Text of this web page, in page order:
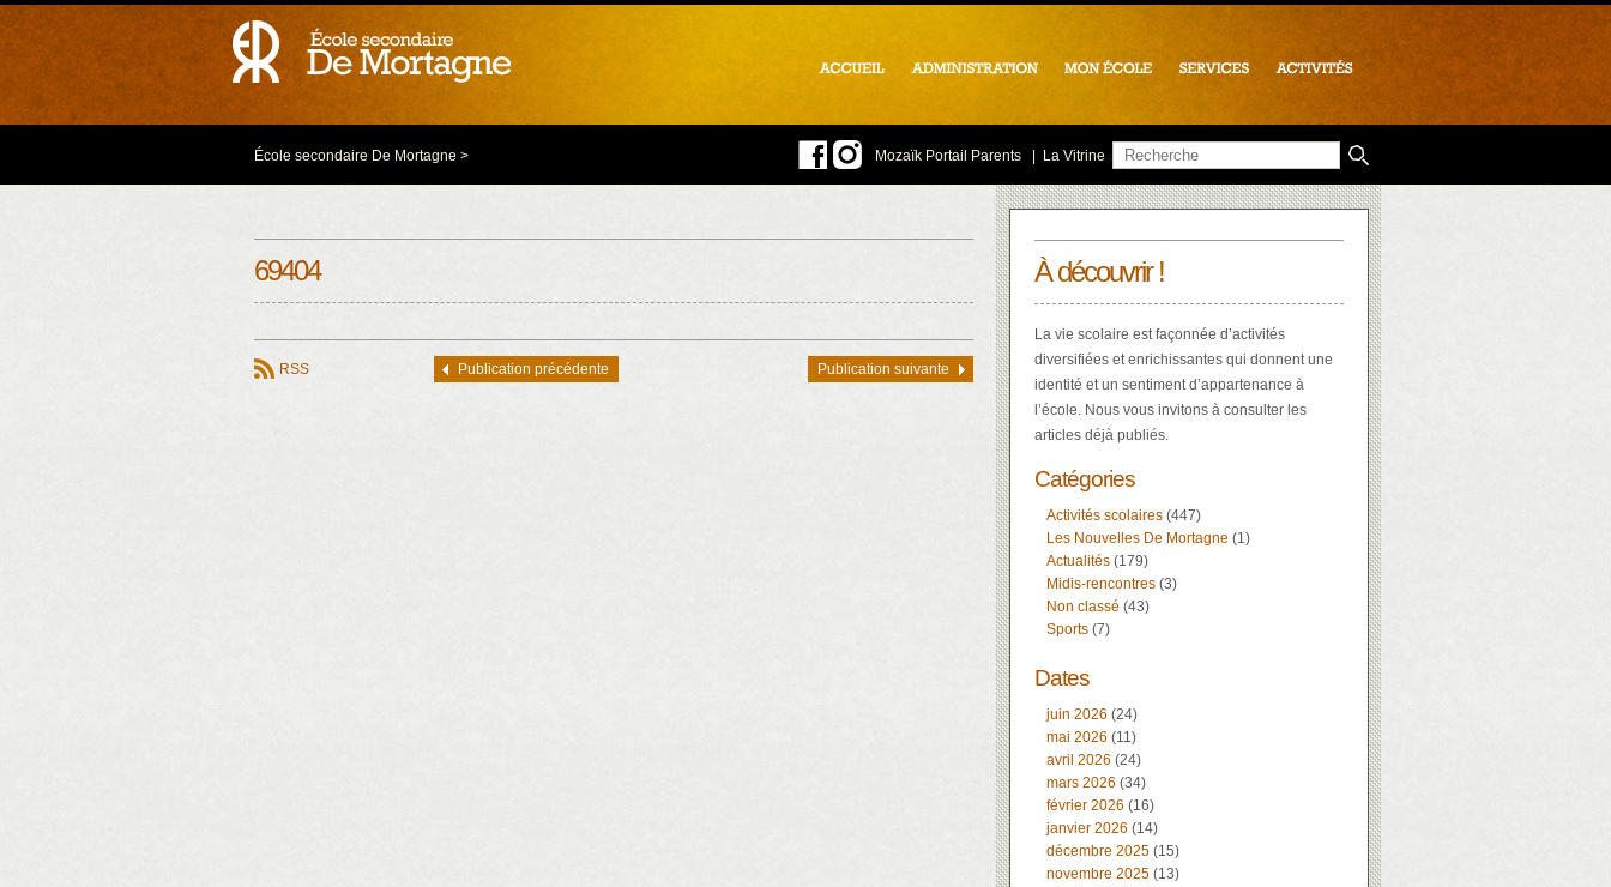
École secondaire De Mortagne > Mozaïk Portail Parents La Vitrine
69404
RSS Publication précédente Publication suivante
À découvrir !
La vie scolaire est façonnée d’activités
diversifiées et enrichissantes qui donnent une
identité et un sentiment d’appartenance à
l’école. Nous vous invitons à consulter les
articles déjà publiés.
Catégories
Activités scolaires (447)
Les Nouvelles De Mortagne (1)
Actualités (179)
Midis-rencontres (3)
Non classé (43)
Sports (7)
Dates
juin 2026 (24)
mai 2026 (11)
avril 2026 (24)
mars 2026 (34)
février 2026 (16)
janvier 2026 (14)
décembre 2025 (15)
novembre 2025 (13)